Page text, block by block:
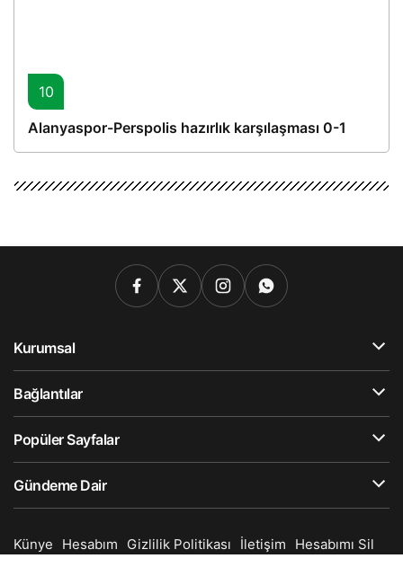
10
Alanyaspor-Perspolis hazırlık karşılaşması 0-1
Kurumsal
Bağlantılar
Popüler Sayfalar
Gündeme Dair
Künye Hesabım Gizlilik Politikası İletişim
Hesabımı Sil